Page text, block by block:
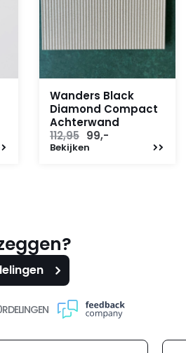
Wanders Black
Diamond Compact
Achterwand
112,95 Oorspronkelijke
prijs
99,-
Bekijken